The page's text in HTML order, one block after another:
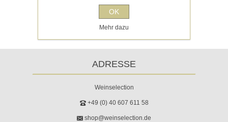
ADRESSE
Weinselection
+49 (0) 40 607 611 58
shop@weinselection.de
OK
Mehr dazu